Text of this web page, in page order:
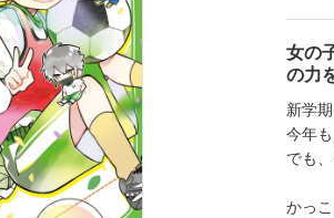
女の
の力
新学期
今年
でも
かっ